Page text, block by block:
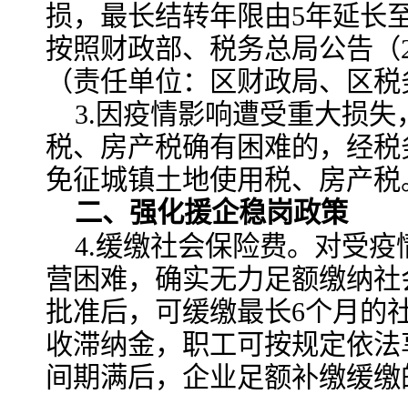
损，最长结转年限由5年延长
按照财政部、税务总局公告
（责任单位：区财政局、区
3.因疫情影响遭受重大损
税、房产税确有困难的，经
免征城镇土地使用税、房产
二、强化援企稳岗政策
4.缓缴社会保险费。对受
营困难，确实无力足额缴纳
批准后，可缓缴最长6个月的
收滞纳金，职工可按规定依
间期满后，企业足额补缴缓